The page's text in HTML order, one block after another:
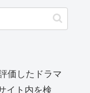
価したドラマ
イト内を検